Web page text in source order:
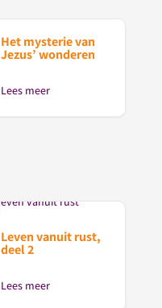
Het mysterie van
Jezus’ wonderen
Lees meer
Leven vanuit rust,
deel 2
Lees meer